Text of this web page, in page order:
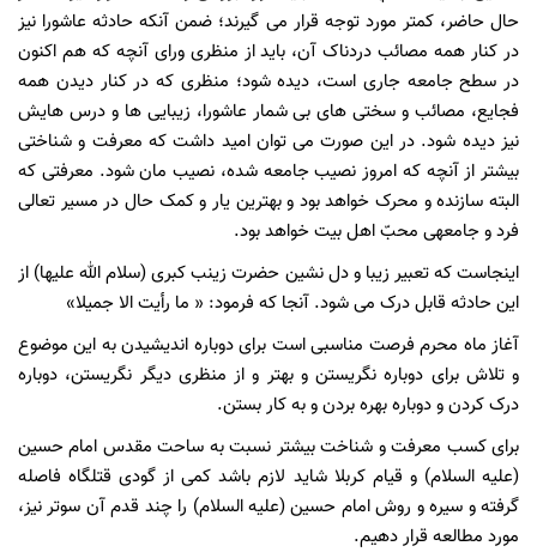
حال حاضر، کمتر مورد توجه قرار می گیرند؛ ضمن آنکه حادثه عاشورا نیز
در کنار همه مصائب دردناک آن، باید از منظری ورای آنچه که هم اکنون
در سطح جامعه جاری است، دیده شود؛ منظری که در کنار دیدن همه
فجایع، مصائب و سختی های بی شمار عاشورا، زیبایی ها و درس هایش
نیز دیده شود. در این صورت می توان امید داشت که معرفت و شناختی
بیشتر از آنچه که امروز نصیب جامعه شده، نصیب مان شود. معرفتی که
البته سازنده و محرک خواهد بود و بهترین یار و کمک حال در مسیر تعالی
فرد و جامعه­ی محبّ اهل بیت خواهد بود.
اینجاست که تعبیر زیبا و دل نشین حضرت زینب کبری (سلام الله علیها) از
این حادثه قابل درک می شود. آنجا که فرمود: « ما رأیت الا جمیلا»
آغاز ماه محرم فرصت مناسبی است برای دوباره اندیشیدن به این موضوع
و تلاش برای دوباره نگریستن و بهتر و از منظری دیگر نگریستن، دوباره
درک کردن و دوباره بهره بردن و به کار بستن.
برای کسب معرفت و شناخت بیشتر نسبت به ساحت مقدس امام حسین
(علیه السلام) و قیام کربلا شاید لازم باشد کمی از گودی قتلگاه فاصله
گرفته و سیره و روش امام حسین (علیه السلام) را چند قدم آن سوتر نیز،
مورد مطالعه قرار دهیم.